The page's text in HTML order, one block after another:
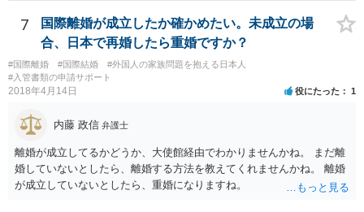
7
国際離婚が成立したか確かめたい。未成立の場
合、日本で再婚したら重婚ですか？
#国際離婚 #国際結婚
#外国人の家族問題を抱える日本人
#入管書類の申請サポート
2018年4月14日 役にたった 1
内藤 政信 弁護士
離婚が成立してるかどうか、大使館経由でわかりませんかね。 まだ離
婚していないとしたら、離婚する方法を教えてくれませんかね。 離婚
が成立していないとしたら、重婚になりますね。